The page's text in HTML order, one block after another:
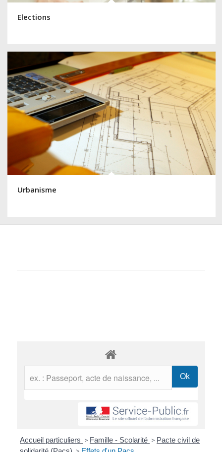
Elections
Urbanisme
Accueil particuliers > Famille - Scolarité > Pacte civil de